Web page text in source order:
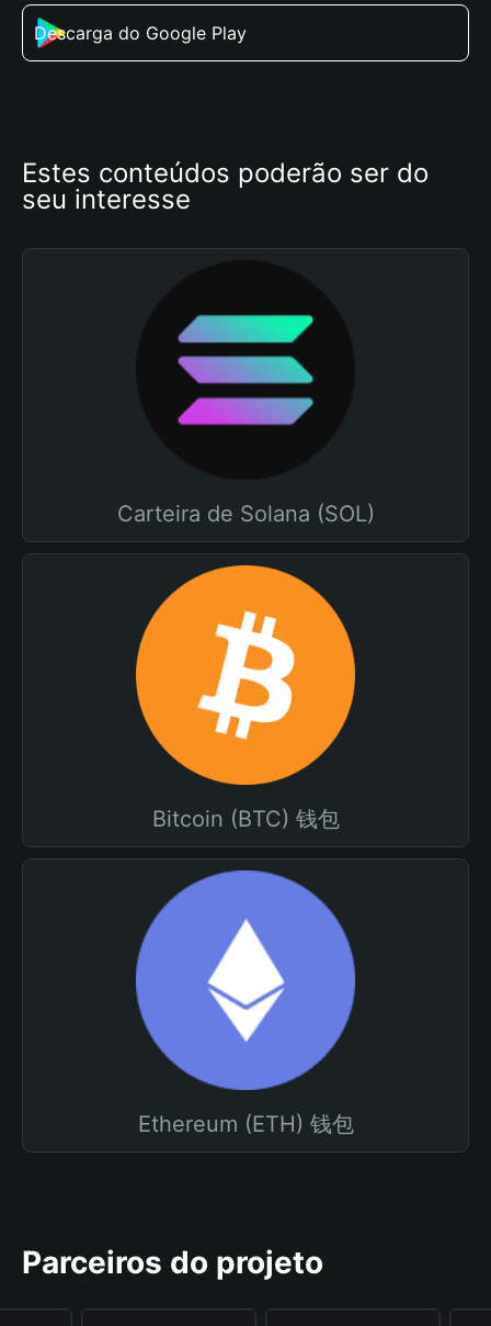
Descarga do Google Play
Estes conteúdos poderão ser do
seu interesse
Carteira de Solana (SOL)
Bitcoin (BTC) 钱包
Ethereum (ETH) 钱包
Parceiros do projeto